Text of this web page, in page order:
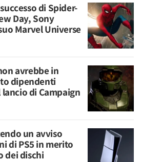
di Spider-
Day, Sony
Marvel Universe
avrebbe in
dipendenti
di Campaign
un avviso
di PS5 in merito
dei dischi